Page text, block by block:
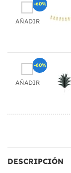
AÑADIR
-60%
AÑADIR
-60%
DESCRIPCIÓN